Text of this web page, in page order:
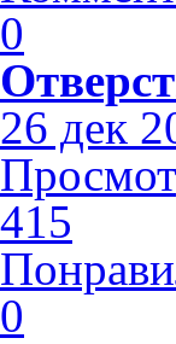
0
26 дек
415
0